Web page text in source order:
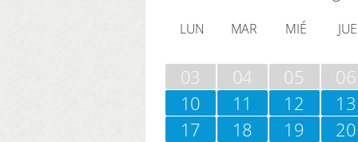
LUN MAR MIÉ JUE
03 04 05
06
10
11 12
13
17
18 19
20